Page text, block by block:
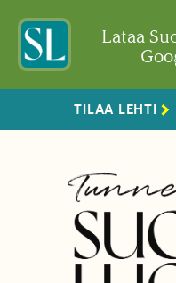
Lataa
TILAA LEHTI